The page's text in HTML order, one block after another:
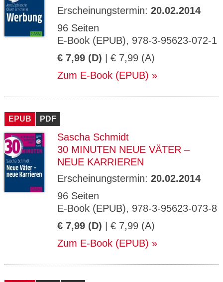
Erscheinungstermin: 20.02.2014
96 Seiten
E-Book (EPUB), 978-3-95623-072-1
€ 7,99 (D) | € 7,99 (A)
Zum E-Book (EPUB)
EPUB PDF
Sascha Schmidt
30 MINUTEN NEUE VÄTER –
NEUE KARRIEREN
Erscheinungstermin: 20.02.2014
96 Seiten
E-Book (EPUB), 978-3-95623-073-8
€ 7,99 (D) | € 7,99 (A)
Zum E-Book (EPUB)